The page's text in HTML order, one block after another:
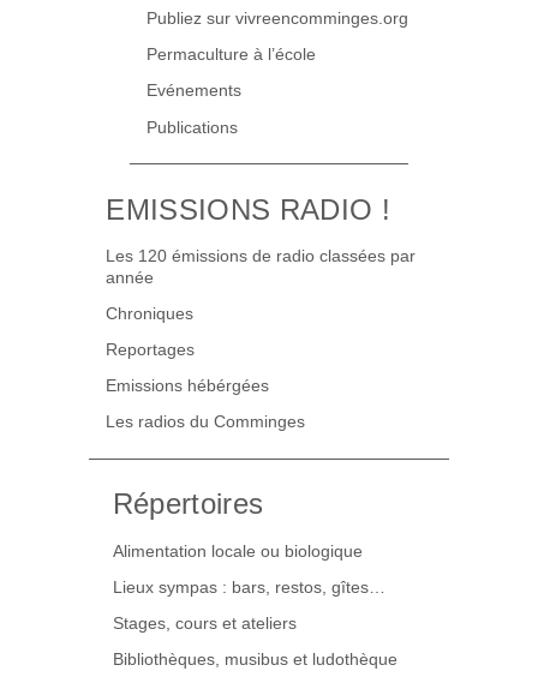
Publiez sur vivreencomminges.org
Permaculture à l’école
Evénements
Publications
EMISSIONS RADIO !
Les 120 émissions de radio classées par
année
Chroniques
Reportages
Emissions hébérgées
Les radios du Comminges
Répertoires
Alimentation locale ou biologique
Lieux sympas : bars, restos, gîtes…
Stages, cours et ateliers
Bibliothèques, musibus et ludothèque